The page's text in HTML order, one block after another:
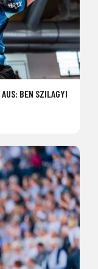
BEN SZILAGYI